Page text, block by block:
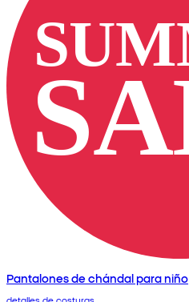
Pantalones de chándal para niño